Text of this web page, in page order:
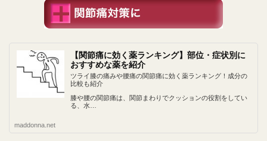
【関節痛に効く薬ランキング】部位・症状別に
おすすめな薬を紹介
ツライ膝の痛みや腰痛の関節痛に効く薬ランキング！成分の
比較も紹介
膝や腰の関節痛は、関節まわりでクッションの役割をしてい
る、水…
maddonna.net